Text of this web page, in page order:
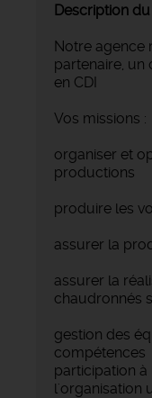
Description
Notre agence
partenaire, un
en CDI
Vos missions :
organiser et
productions
produire les
assurer la
assurer la
chaudronnés
gestion des
compétences
participation
l'organisation